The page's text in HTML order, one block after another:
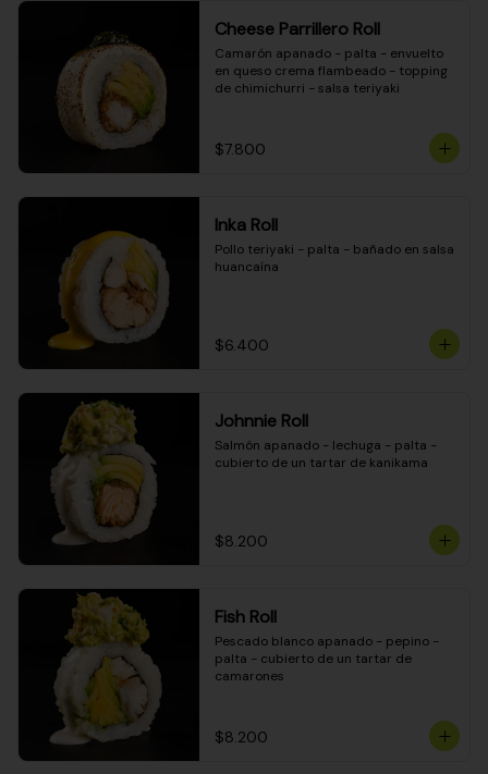
Cheese Parrillero Roll
Camarón apanado - palta - envuelto
en queso crema flambeado - topping
de chimichurri - salsa teriyaki
$7.800
Inka Roll
Pollo teriyaki - palta - bañado en salsa
huancaína
$6.400
Johnnie Roll
Salmón apanado - lechuga - palta -
cubierto de un tartar de kanikama
$8.200
Fish Roll
Pescado blanco apanado - pepino -
palta - cubierto de un tartar de
camarones
$8.200